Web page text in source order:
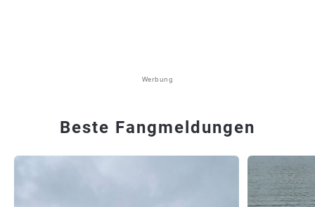
Werbung
Beste Fangmeldungen